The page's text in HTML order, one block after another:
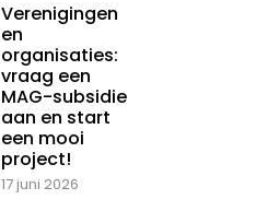
Verenigingen
en
organisaties:
vraag een
MAG-subsidie
aan en start
een mooi
project!
17 juni 2026